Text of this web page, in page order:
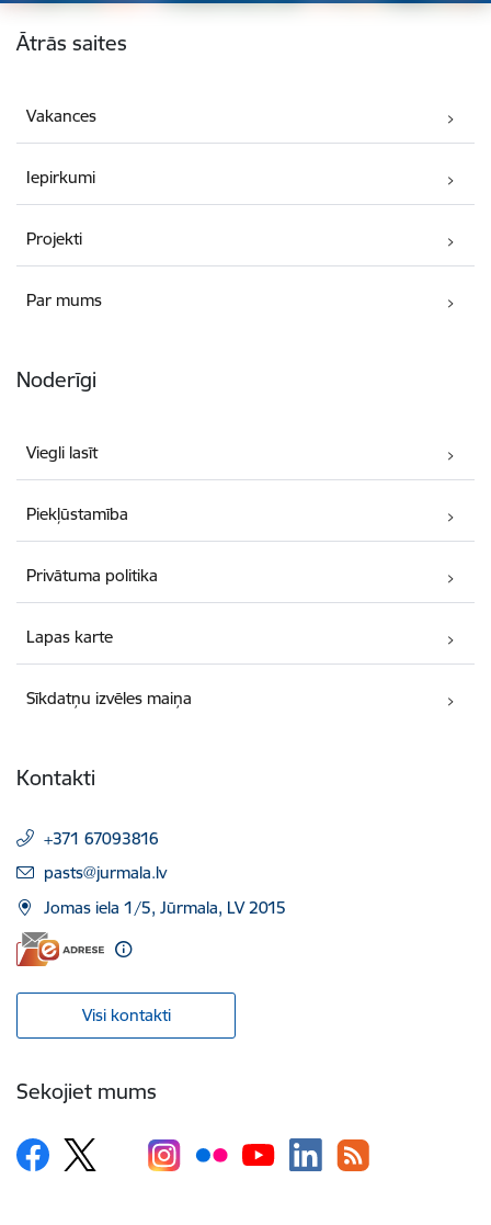
Kājene
Ātrās saites
Vakances
Iepirkumi
Projekti
Par mums
Noderīgi
Viegli lasīt
Piekļūstamība
Privātuma politika
Lapas karte
Sīkdatņu izvēles maiņa
Kontakti
+371 67093816
E-pasts:
pasts@jurmala.lv
Jomas iela 1/5, Jūrmala, LV 2015
Visi kontakti
Sekojiet mums